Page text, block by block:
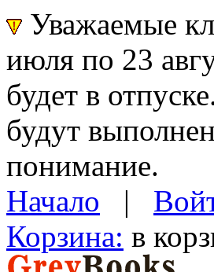
Уважаемые
июля по 23
будет в
будут
понимание.
Начало |
Корзина: в